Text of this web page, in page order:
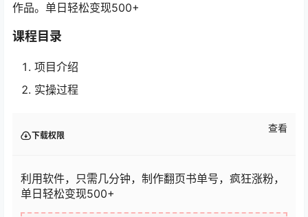
作品。单日轻松变现500+
课程目录
项目介绍
实操过程
下载权限
查看
利用软件，只需几分钟，制作翻页书单号，疯狂涨粉，
单日轻松变现500+